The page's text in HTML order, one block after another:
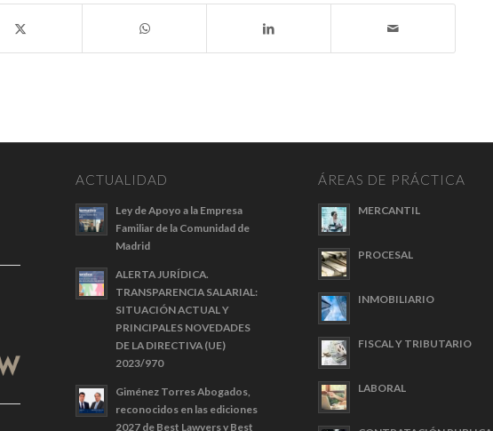
ACTUALIDAD
Ley de Apoyo a la Empresa
Familiar de la Comunidad de
Madrid
ALERTA JURÍDICA.
TRANSPARENCIA SALARIAL:
SITUACIÓN ACTUAL Y
PRINCIPALES NOVEDADES
DE LA DIRECTIVA (UE)
2023/970
Giménez Torres Abogados,
reconocidos en las ediciones
2027 de Best Lawyers y Best
ÁREAS DE PRÁCTICA
MERCANTIL
PROCESAL
INMOBILIARIO
FISCAL Y TRIBUTARIO
LABORAL